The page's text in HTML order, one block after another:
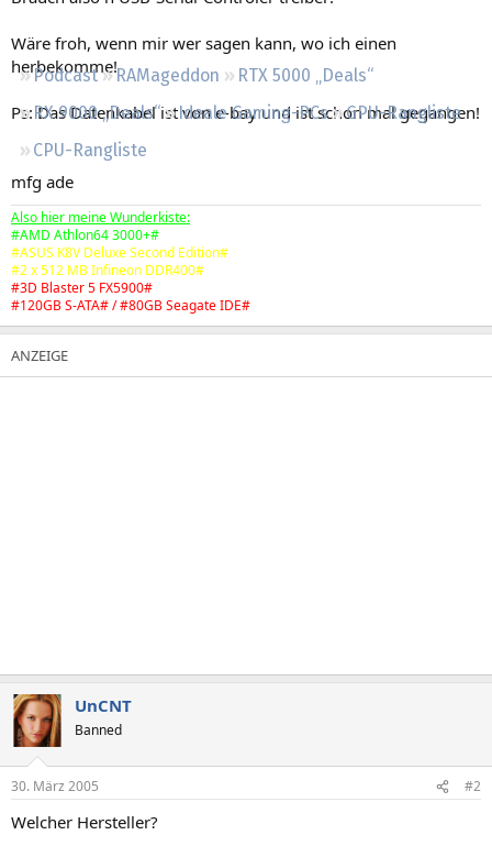
Podcast RAMageddon
RTX 5000 „Deals“
RX 9000 „Deals“
Ideale Gaming-PCs
GPU-Rangliste
CPU-Rangliste
Wäre froh, wenn mir wer sagen kann, wo ich einen
herbekomme!
Ps: Das Datenkabel ist von e-bay und ist schon mal gegangen!
mfg ade
Also hier meine Wunderkiste:
#AMD Athlon64 3000+#
#ASUS K8V Deluxe Second Edition#
#2 x 512 MB Infineon DDR400#
#3D Blaster 5 FX5900#
#120GB S-ATA# / #80GB Seagate IDE#
UnCNT
Banned
30. März 2005 #2
Welcher Hersteller?